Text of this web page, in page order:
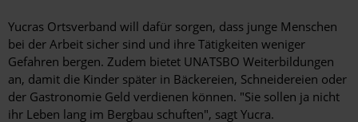
Yucras Ortsverband will dafür sorgen, dass junge Menschen
bei der Arbeit sicher sind und ihre Tätigkeiten weniger
Gefahren bergen. Zudem bietet UNATSBO Weiterbildungen
an, damit die Kinder später in Bäckereien, Schneidereien oder
der Gastronomie Geld verdienen können. "Sie sollen ja nicht
ihr Leben lang im Bergbau schuften", sagt Yucra.